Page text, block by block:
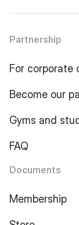
Partnership
For corporate
Become our
Gyms and
FAQ
Documents
Membership